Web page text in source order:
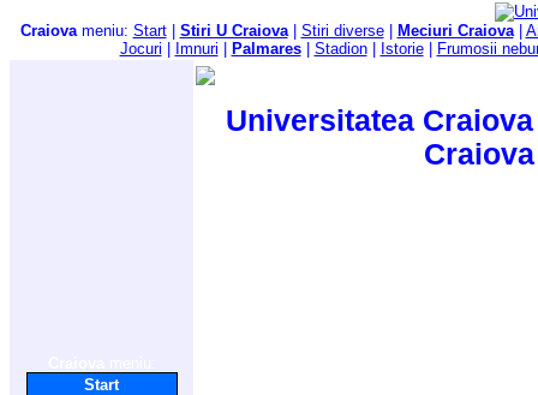
Craiovameniu: Start| Stiri U Craiova| Stiri diverse| Meciuri Craiova|
Jocuri
Imnuri Palmares| Stadion| Istorie| Frumosii
Start
Universitatea